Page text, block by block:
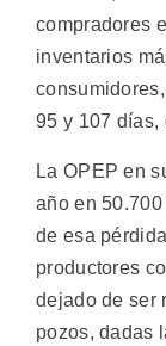
compradores
inventarios
95 y 107 días,
La OPEP en
año en
de esa
productores
dejado de ser
pozos, dadas